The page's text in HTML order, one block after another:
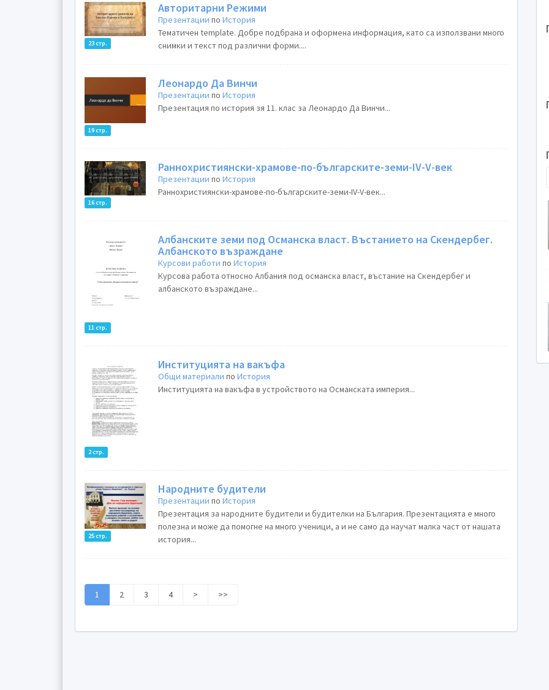
23 стр.
Авторитарни Режими
Презентации поИстория
Тематичен template. Добре подбрана и оформена информация, като са използвани много
снимки и текст под различни форми....
19 стр.
Леонардо Да Винчи
Презентации поИстория
Презентация по история зя 11. клас за Леонардо Да Винчи...
16 стр.
Раннохристиянски-храмове-по-българските-земи-IV-V-век
Презентации поИстория
Раннохристиянски-храмове-по-българските-земи-IV-V-век...
11 стр.
Албанските земи под Османска власт. Въстанието на Скендербег.
Албанското възраждане
Курсови работи поИстория
Курсова работа относно Албания под османска власт, въстание на Скендербег и
албанското възраждане...
2 стр.
Институцията на вакъфа
Общи материали поИстория
Институцията на вакъфа в устройството на Османската империя...
25 стр.
Народните будители
Презентации поИстория
Презентация за народните будители и будителки на България. Презентацията е много
полезна и може да помогне на много ученици, а и не само да научат малка част от нашата
история...
1 2 3 4 > >>